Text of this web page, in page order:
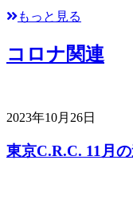
もっと見る
コロナ関連
2023年10月26日
東京C.R.C. 11月